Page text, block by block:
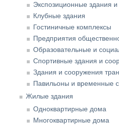
Экспозиционные здания
Клубные здания
Гостиничные комплексы
Предприятия
Образовательные и
Спортивные здания и
Здания и сооружения
Павильоны и временные
Жилые здания
Одноквартирные дома
Многоквартирные дома